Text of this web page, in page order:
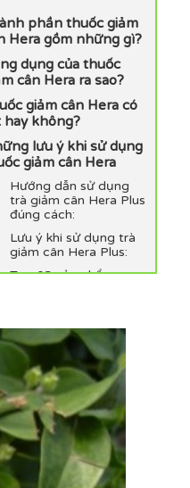
phần thuốc giảm
Hera gồm những gì?
dụng của thuốc
cân Hera ra sao?
giảm cân Hera có
hay không?
lưu ý khi sử dụng
giảm cân Hera
Hướng dẫn sử dụng
trà giảm cân Hera Plus
đúng cách:
Lưu ý khi sử dụng trà
giảm cân Hera Plus:
Top 03 sản phẩm an